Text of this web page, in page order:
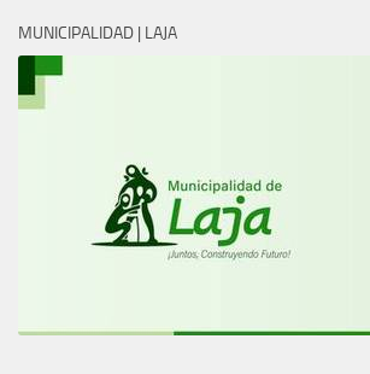
MUNICIPALIDAD | LAJA